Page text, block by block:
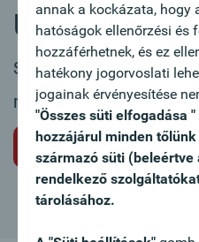
Új
Szívesen vesszük
munkatársak
Álláspályázat nem
annak a kockázata, hogy
hatóságok ellenőrzési és
hozzáférhetnek, és ez
hatékony jogorvoslati
jogainak érvényesítése
"Összes süti elfogadása
hozzájárul minden
származó süti (beleértve
rendelkező
tárolásához.